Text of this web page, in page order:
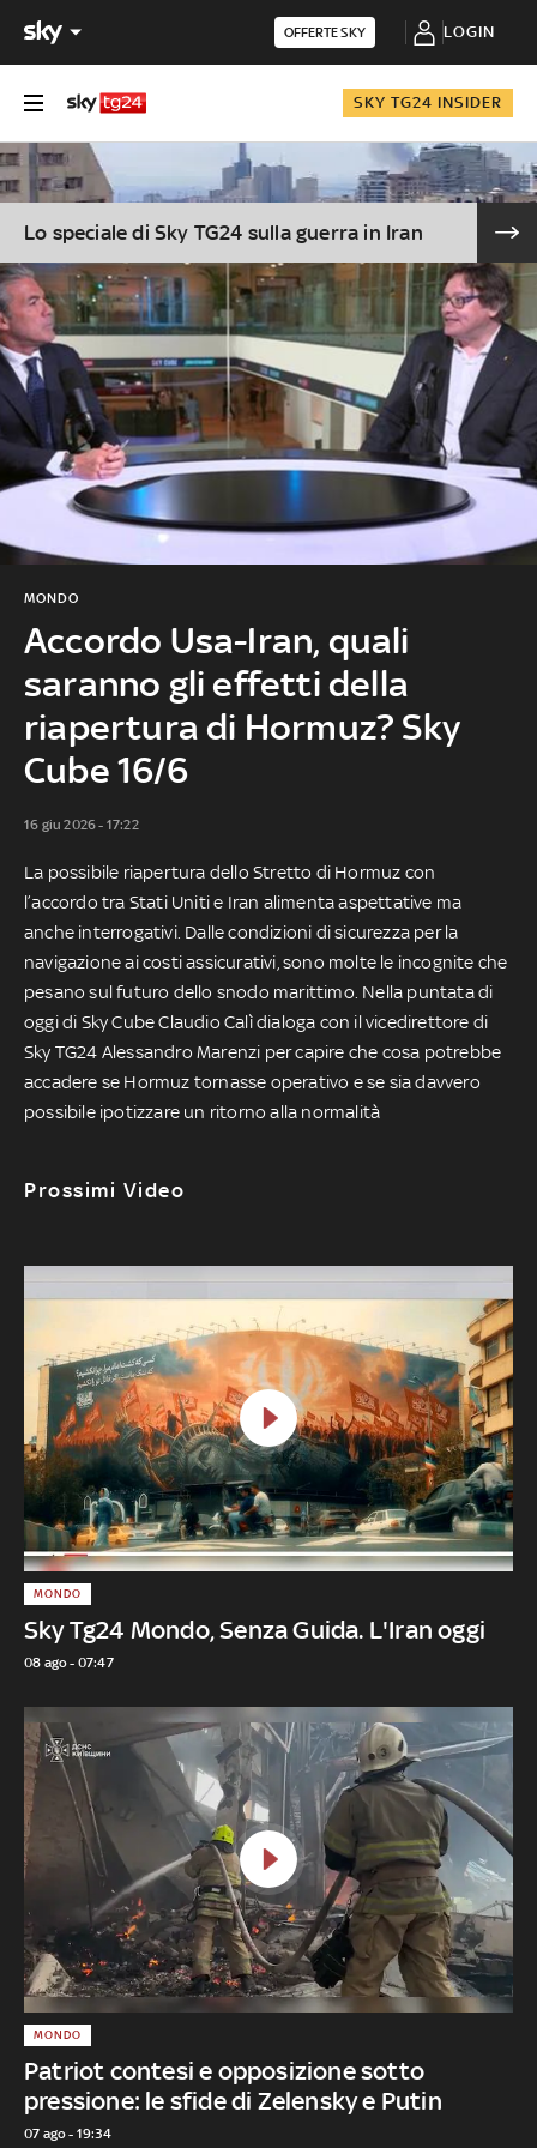
OFFERTE SKY LOGIN
SKY TG24 INSIDER
Lo speciale di Sky TG24 sulla guerra in Iran
Accordo Usa-Iran, quali
saranno gli effetti della
riapertura di Hormuz? Sky
Cube 16/6
MONDO
16 giu 2026 - 17:22
La possibile riapertura dello Stretto di Hormuz con
l’accordo tra Stati Uniti e Iran alimenta aspettative ma
anche interrogativi. Dalle condizioni di sicurezza per la
navigazione ai costi assicurativi, sono molte le incognite che
pesano sul futuro dello snodo marittimo. Nella puntata di
oggi di Sky Cube Claudio Calì dialoga con il vicedirettore di
Sky TG24 Alessandro Marenzi per capire che cosa potrebbe
accadere se Hormuz tornasse operativo e se sia davvero
possibile ipotizzare un ritorno alla normalità
Prossimi Video
Sky Tg24 Mondo, Senza Guida. L'Iran oggi
MONDO
08 ago - 07:47
Patriot contesi e opposizione sotto
pressione: le sfide di Zelensky e Putin
MONDO
07 ago - 19:34